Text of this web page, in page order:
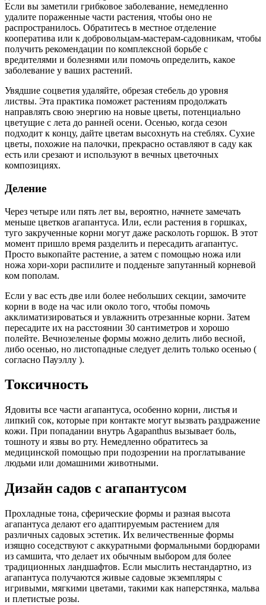
Если вы заметили грибковое заболевание, немедленно
удалите пораженные части растения, чтобы оно не
распространилось. Обратитесь в местное отделение
кооператива или к добровольцам-мастерам-садовникам, чтобы
получить рекомендации по комплексной борьбе с
вредителями и болезнями или помочь определить, какое
заболевание у ваших растений.
Увядшие соцветия удаляйте, обрезая стебель до уровня
листвы. Эта практика поможет растениям продолжать
направлять свою энергию на новые цветы, потенциально
цветущие с лета до ранней осени. Осенью, когда сезон
подходит к концу, дайте цветам высохнуть на стеблях. Сухие
цветы, похожие на палочки, прекрасно оставляют в саду как
есть или срезают и используют в вечных цветочных
композициях.
Деление
Через четыре или пять лет вы, вероятно, начнете замечать
меньше цветков агапантуса. Или, если растения в горшках,
туго закрученные корни могут даже расколоть горшок. В этот
момент пришло время разделить и пересадить агапантус.
Просто выкопайте растение, а затем с помощью ножа или
ножа хори-хори распилите и подденьте запутанный корневой
ком пополам.
Если у вас есть две или более небольших секции, замочите
корни в воде на час или около того, чтобы помочь
акклиматизироваться и увлажнить отрезанные корни. Затем
пересадите их на расстоянии 30 сантиметров и хорошо
полейте. Вечнозеленые формы можно делить либо весной,
либо осенью, но листопадные следует делить только осенью (
согласно Пауэллу ).
Токсичность
Ядовиты все части агапантуса, особенно корни, листья и
липкий сок, которые при контакте могут вызвать раздражение
кожи. При попадании внутрь Agapanthus вызывает боль,
тошноту и язвы во рту. Немедленно обратитесь за
медицинской помощью при подозрении на проглатывание
людьми или домашними животными.
Дизайн садов с агапантусом
Прохладные тона, сферические формы и разная высота
агапантуса делают его адаптируемым растением для
различных садовых эстетик. Их величественные формы
изящно соседствуют с аккуратными формальными бордюрами
из самшита, что делает их обычным выбором для более
традиционных ландшафтов. Если мыслить нестандартно, из
агапантуса получаются живые садовые экземпляры с
игривыми, мягкими цветами, такими как наперстянка, мальва
и плетистые розы.